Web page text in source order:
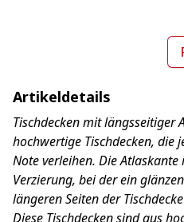
Artikeldetails
Tischdecken mit längsseitiger
hochwertige Tischdecken, die
Note verleihen. Die
Verzierung, bei der ein
längeren Seiten der
Diese Tischdecken sind aus